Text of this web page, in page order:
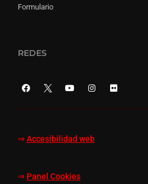
Formulario
REDES
⇒ Accesibilidad web
⇒ Panel Cookies